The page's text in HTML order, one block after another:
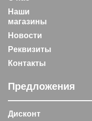
Наши
магазины
Новости
Реквизиты
Контакты
Предложения
Дисконт